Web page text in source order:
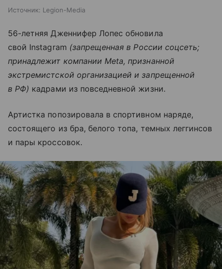
Источник: Legion-Media
56-летняя Дженнифер Лопес обновила
свой Instagram (запрещенная в России соцсеть;
принадлежит компании Meta, признанной
экстремистской организацией и запрещенной
в РФ) кадрами из повседневной жизни.
Артистка попозировала в спортивном наряде,
состоящего из бра, белого топа, темных леггинсов
и пары кроссовок.